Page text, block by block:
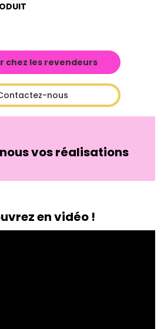
chez les revendeurs
nous
vos réalisations
en vidéo !